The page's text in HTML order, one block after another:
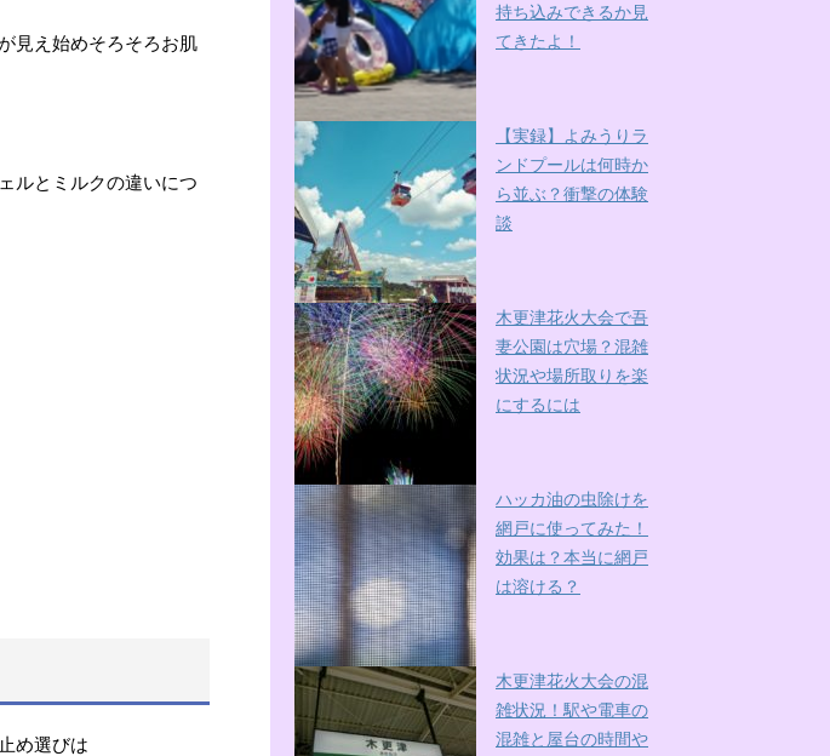
見え始めそろそろお肌
ルとミルクの違いにつ
め選びは
持ち込みできるか見
てきたよ！
【実録】よみうりラ
ンドプールは何時か
ら並ぶ？衝撃の体験
談
木更津花火大会で吾
妻公園は穴場？混雑
状況や場所取りを楽
にするには
ハッカ油の虫除けを
網戸に使ってみた！
効果は？本当に網戸
は溶ける？
木更津花火大会の混
雑状況！駅や電車の
混雑と屋台の時間や